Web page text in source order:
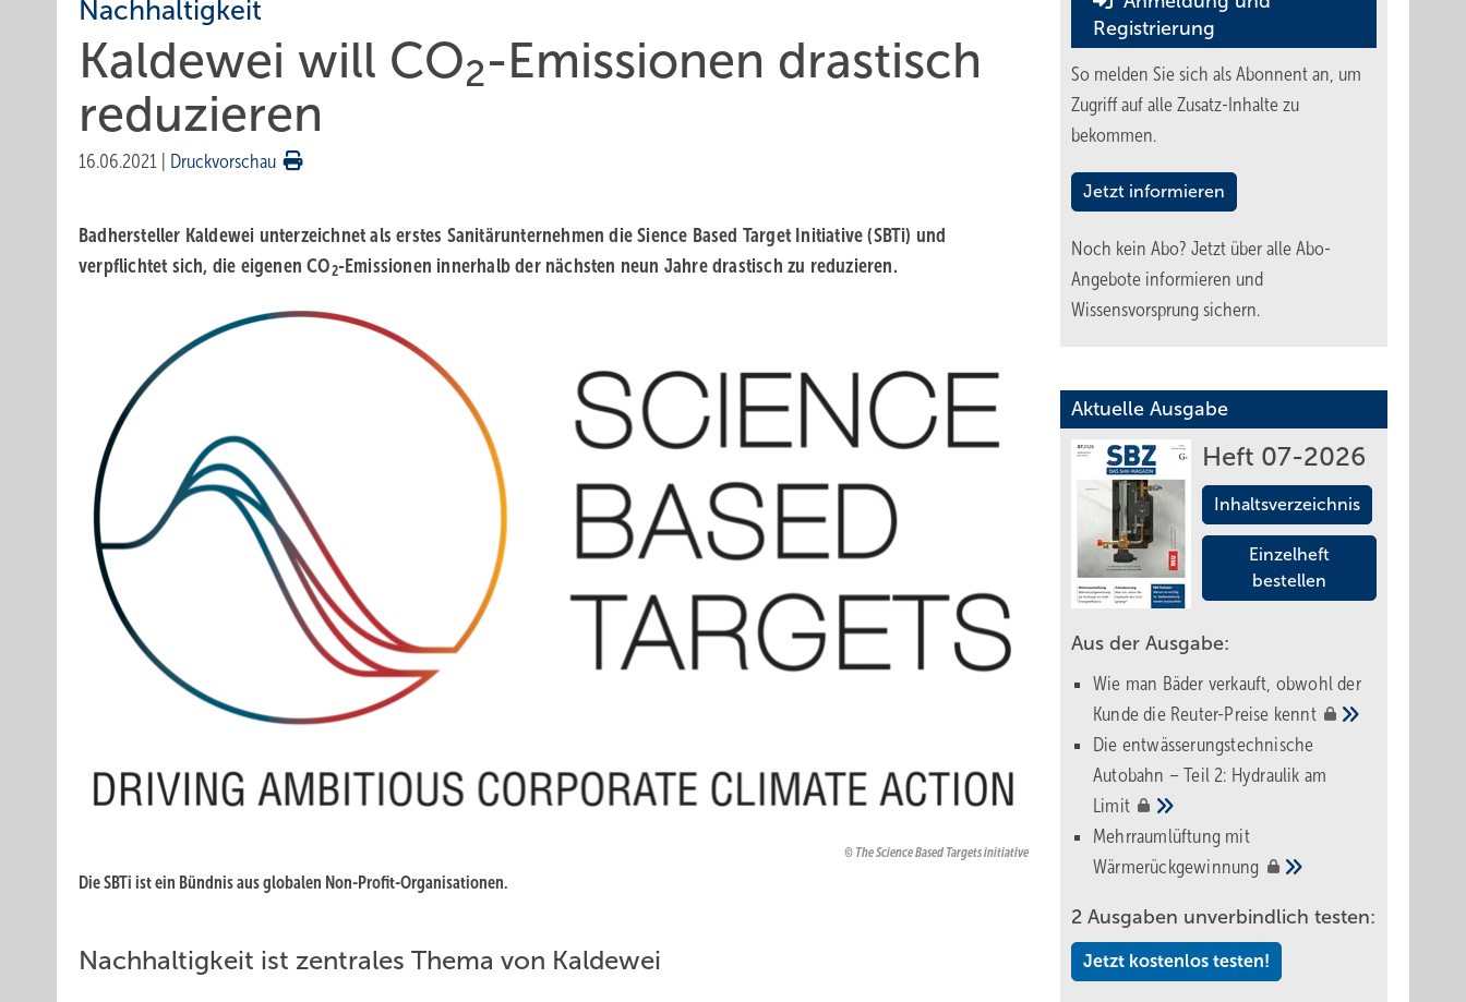
Nachhaltigkeit
Kaldewei will CO2-Emissionen drastisch
reduzieren
16.06.2021 Druckvorschau
Badhersteller Kaldewei unterzeichnet als erstes Sanitärunternehmen die Sience Based Target Initiative (SBTi) und
verpflichtet sich, die eigenen CO2-Emissionen innerhalb der nächsten neun Jahre drastisch zu reduzieren.
The Science Based Targets initiative
Die SBTi ist ein Bündnis aus globalen Non-Profit-Organisationen.
Nachhaltigkeit ist zentrales Thema von Kaldewei
Registrierung
So melden Sie sich als Abonnent an, um
Zugriff auf alle Zusatz-Inhalte zu
bekommen.
Jetzt informieren
Noch kein Abo? Jetzt über alle Abo-
Angebote informieren und
Wissensvorsprung sichern.
Aktuelle Ausgabe
Heft 07-2026
Inhaltsverzeichnis
Einzelheft
bestellen
Aus der Ausgabe:
Wie man Bäder verkauft, obwohl der
Kunde die Reuter-Preise kennt
Die entwässerungstechnische
Autobahn – Teil 2: Hydraulik am
Limit
Mehrraumlüftung mit
Wärmerückgewinnung
2 Ausgaben unverbindlich testen:
Jetzt kostenlos testen!